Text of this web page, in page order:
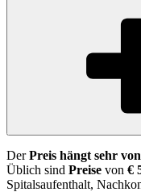
DerPreis hängt sehr
Üblich sind Preise von €
Spitalsaufenthalt,